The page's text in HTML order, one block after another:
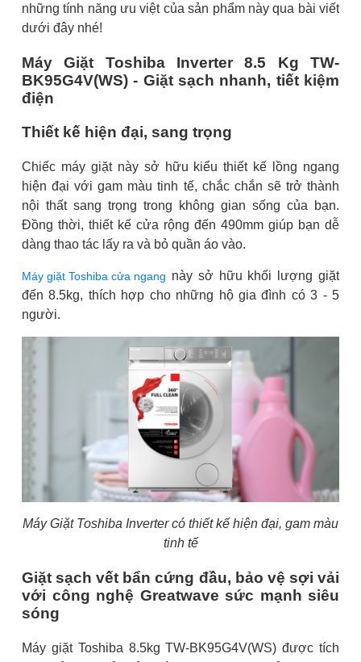
những tính năng ưu việt của sản phẩm này qua bài viết
dưới đây nhé!
Máy Giặt Toshiba Inverter 8.5 Kg TW-
BK95G4V(WS) - Giặt sạch nhanh, tiết kiệm
điện
Thiết kế hiện đại, sang trọng
Chiếc máy giặt này sở hữu kiểu thiết kế lồng ngang
hiện đại với gam màu tinh tế, chắc chắn sẽ trở thành
nội thất sang trọng trong không gian sống của bạn.
Đồng thời, thiết kế cửa rộng đến 490mm giúp bạn dễ
dàng thao tác lấy ra và bỏ quần áo vào.
Máy giặt Toshiba cửa ngang này sở hữu khối lượng giặt
đến 8.5kg, thích hợp cho những hộ gia đình có 3 - 5
người.
Máy Giặt Toshiba Inverter có thiết kế hiện đại, gam màu
tinh tế
Giặt sạch vết bẩn cứng đầu, bảo vệ sợi vải
với công nghệ Greatwave sức mạnh siêu
sóng
Máy giặt Toshiba 8.5kg TW-BK95G4V(WS) được tích